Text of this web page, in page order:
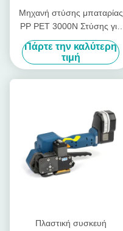
Μηχανή στύσης μπαταρίας
PP PET 3000N Στύσης για
πλαστικές στύσεις
Πάρτε την καλύτερη
τιμή
Πλαστική συσκευή